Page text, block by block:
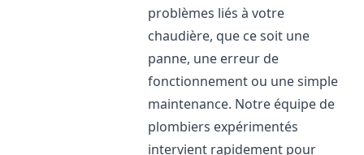
problèmes liés à votre
chaudière, que ce soit une
panne, une erreur de
fonctionnement ou une simple
maintenance. Notre équipe de
plombiers expérimentés
intervient rapidement pour